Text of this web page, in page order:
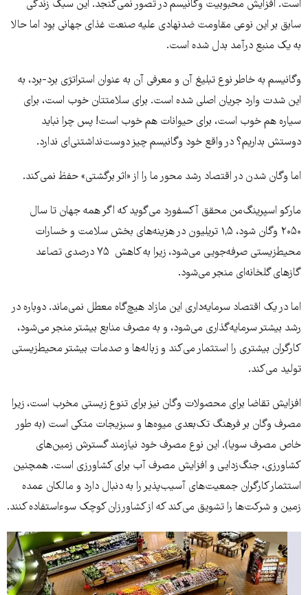
است. افزایش محبوبیت وگانیسم در تصور نمی‌گنجد. این سبک زندگی
سابق بر این نوعی مقاومت ضدنهادی علیه صنعت غذای جهانی بود اما حالا
به یک منبع درآمد بدل شده است.
وگانیسم به خاطر نوع تبلیغ آن و معرفی آن به عنوان استراتژی برد-برد، به
این شدت وارد جریان اصلی شده است. برای سلامتتان خوب است، برای
سیاره هم خوب است، برای حیوانات هم خوب است! پس چرا نباید
دوستش بداریم؟ در واقع خود وگانیسم چیز دوست‌نداشتنی‌ای ندارد.
اما وگان شدن در اقتصاد رشد محور ما را از «اثر برگشتی» حفظ نمی‌کند.
مارکو اسپرینگ‌من محقق آکسفورد می‌گوید که اگر همه جهان تا سال
۲۰۵۰ وگان شود، ۱,۵ تریلیون در هزینه‌های بخش سلامت و خسارات
محیط‌زیستی صرفه‌جویی می‌شود، زیرا به کاهش ۷۵ درصدی تصاعد
گازهای گلخانه‌ای منجر می‌شود.
اما در یک اقتصاد سرمایه‌داری این مازاد هیچ‌گاه معطل نمی‌ماند. دوباره در
رشد بیشتر سرمایه‌گذاری می‌شود، و به مصرف منابع بیشتر منجر می‌شود،
کارگران بیشتری را استثمار می‌کند و زباله‌ها و صدمات بیشتر محیط‌زیستی
تولید می‌کند.
افزایش تقاضا برای محصولات وگان نیز برای تنوع زیستی مخرب است، زیرا
مصرف وگان بر فرهنگ تک‌بعدی میوه‌ها و سبزیجات متکی است (به طور
خاص مصرف سویا). این نوع مصرف خود نیازمند گسترش زمین‌های
کشاورزی، جنگ‌زدایی و افزایش مصرف آب برای کشاورزی است. همچنین
استثمار کارگران جمعیت‌های آسیب‌پذیر را به دنبال دارد و مالکان عمده
زمین و شرکت‌ها را تشویق می‌کند که از کشاورزان کوچک سوءاستفاده کنند.